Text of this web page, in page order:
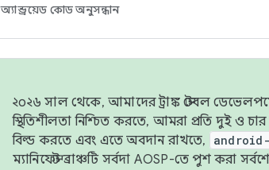
অ্যান্ড্রয়েড কোড অনুসন্ধান
২০২৬ সাল থেকে, আমাদের ট্রাঙ্ক স্টেবল
স্থিতিশীলতা নিশ্চিত করতে, আমরা প্রতি দুই ও
বিল্ড করতে এবং এতে অবদান রাখতে,
ম্যানিফেস্ট ব্রাঞ্চটি সর্বদা AOSP-তে পুশ করা